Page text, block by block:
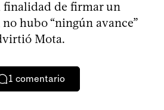
finalidad de firmar un
hubo “ningún avance”
Mota.
1 comentario